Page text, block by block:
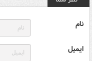
نام
ایمیل